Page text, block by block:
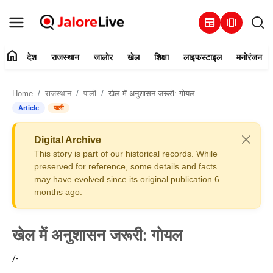
newspaper amp_stories
संपर्क करें
राजस्थान
खेल
शिक्षा
home देश राजस्थान जालोर खेल शिक्षा लाइफस्टाइल मनोरंजन
Home राजस्थान पाली खेल में अनुशासन जरूरी: गोयल
Article पाली
Digital Archive
This story is part of our historical records. While
preserved for reference, some details and facts
may have evolved since its original publication 6
months ago.
खेल में अनुशासन जरूरी: गोयल
/-